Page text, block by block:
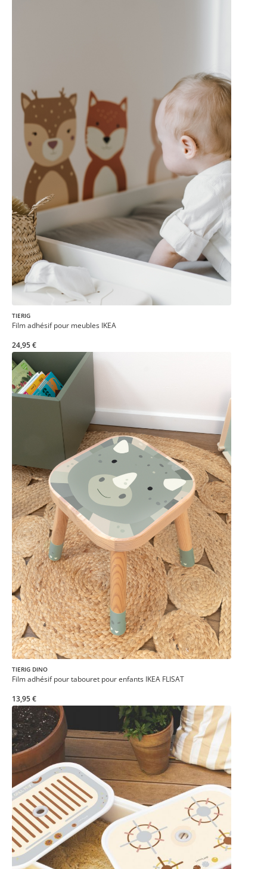
TIERIG
Film adhésif pour meubles IKEA
24,95 €
TIERIG DINO
Film adhésif pour tabouret pour enfants IKEA FLISAT
13,95 €